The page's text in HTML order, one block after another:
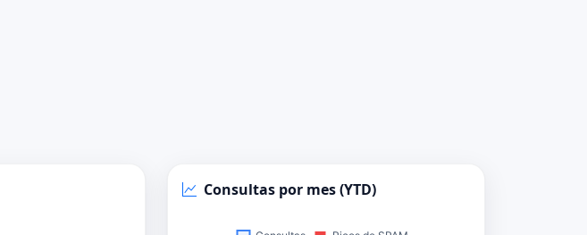
Consultas por mes (YTD)